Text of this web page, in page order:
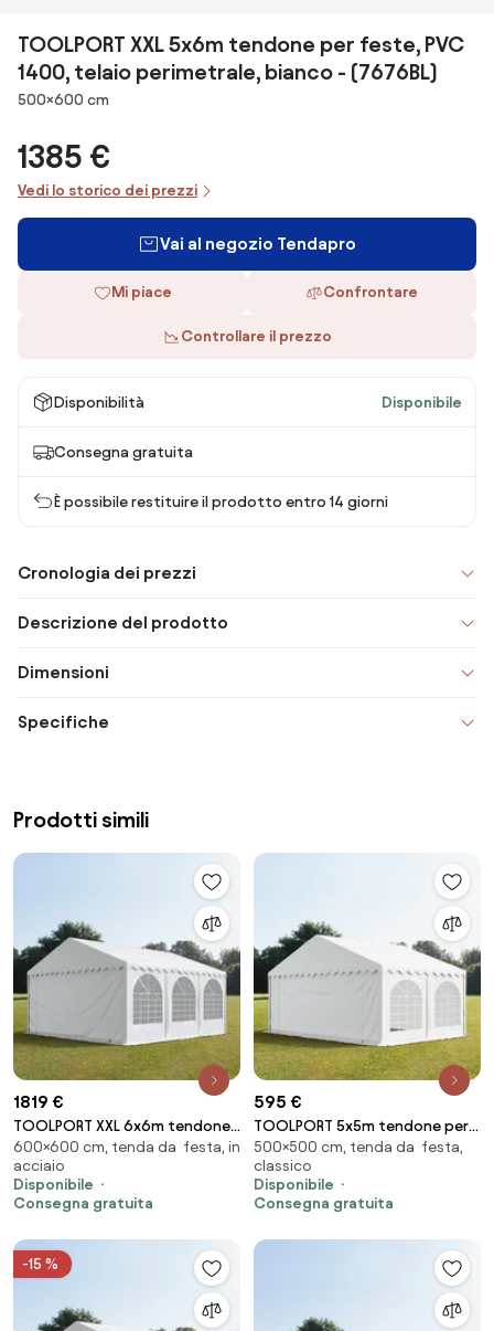
TOOLPORT XXL 5x6m tendone per feste, PVC
1400, telaio perimetrale, bianco - (7676BL)
Dimensioni
500×600 cm
1385 €
Vedi lo storico dei prezzi
Vai al negozio Tendapro
Mi piace Confrontare
Controllare il prezzo
Disponibilità Disponibile
Consegna gratuita
È possibile restituire il prodotto entro 14 giorni
Cronologia dei prezzi
Descrizione del prodotto
Dimensioni
Specifiche
Prodotti simili
1819 €
TOOLPORT XXL 6x6m tendone
per feste, PVC 1400, telaio
perimetrale, bianco - (7682BL)
600×600 cm, tenda da festa, in
acciaio
Disponibile
Consegna gratuita
595 €
TOOLPORT 5x5m tendone per
feste, PVC 700, bianco - (5107)
500×500 cm, tenda da festa,
classico
Disponibile
Consegna gratuita
-15 %